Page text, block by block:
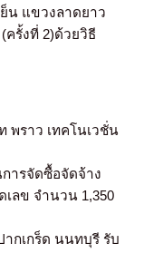
น แขวงลาดยาว
ครั้งที่ 2)ด้วยวิธี
พราว เทคโนเวชั่น
ารจัดซื้อจัดจ้าง
เลข จำนวน 1,350
ากเกร็ด นนทบุรี รับ